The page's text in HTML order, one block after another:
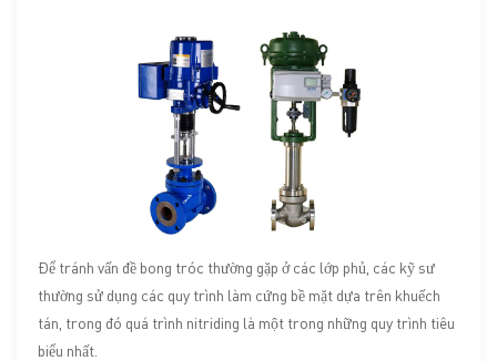
Để tránh vấn đề bong tróc thường gặp ở các lớp phủ, các kỹ sư
thường sử dụng các quy trình làm cứng bề mặt dựa trên khuếch
tán, trong đó quá trình nitriding là một trong những quy trình tiêu
biểu nhất.